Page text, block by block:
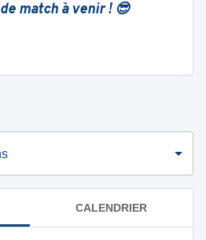
match à venir ! 😎
CALENDRIER